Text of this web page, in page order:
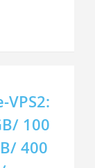
VPS2:
100
400